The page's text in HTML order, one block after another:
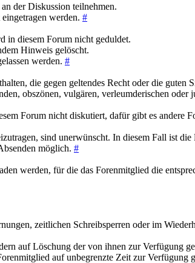
der Diskussion teilnehmen.
werden. #
in diesem Forum nicht geduldet.
Hinweis gelöscht.
werden. #
die gegen geltendes Recht oder die guten
obszönen, vulgären, verleumderischen oder
Forum nicht diskutiert, dafür gibt es andere
sind unerwünscht. In diesem Fall ist
möglich. #
werden, für die das Forenmitglied die
zeitlichen Schreibsperren oder im
auf Löschung der von ihnen zur Verfügung
auf unbegrenzte Zeit zur Verfügung